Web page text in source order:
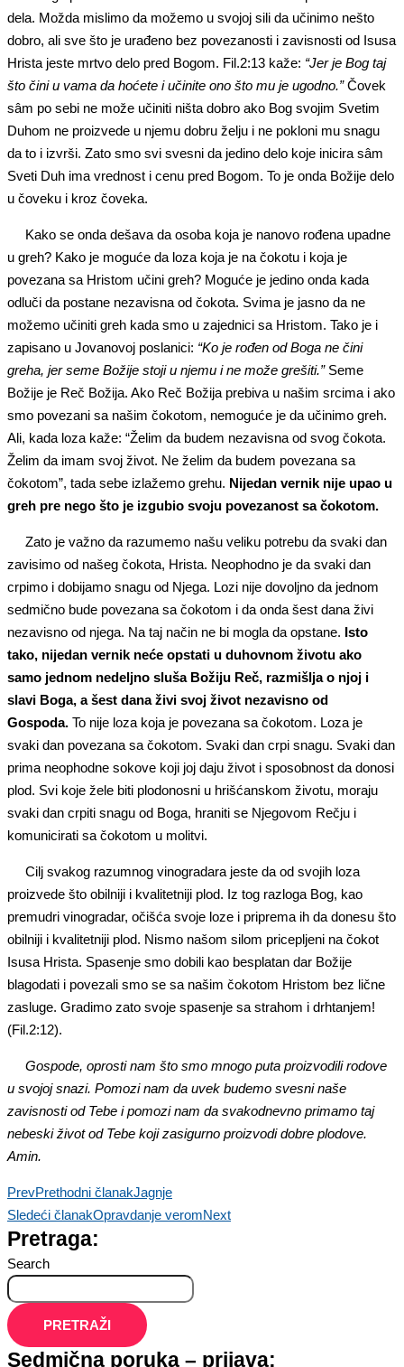
dela. Možda mislimo da možemo u svojoj sili da učinimo nešto
dobro, ali sve što je urađeno bez povezanosti i zavisnosti od Isusa
Hrista jeste mrtvo delo pred Bogom. Fil.2:13 kaže: “Jer je Bog taj
što čini u vama da hoćete i učinite ono što mu je ugodno.”Čovek
sâm po sebi ne može učiniti ništa dobro ako Bog svojim Svetim
Duhom ne proizvede u njemu dobru želju i ne pokloni mu snagu
da to i izvrši. Zato smo svi svesni da jedino delo koje inicira sâm
Sveti Duh ima vrednost i cenu pred Bogom. To je onda Božije delo
u čoveku i kroz čoveka.
Kako se onda dešava da osoba koja je nanovo rođena upadne
u greh? Kako je moguće da loza koja je na čokotu i koja je
povezana sa Hristom učini greh? Moguće je jedino onda kada
odluči da postane nezavisna od čokota. Svima je jasno da ne
možemo učiniti greh kada smo u zajednici sa Hristom. Tako je i
zapisano u Jovanovoj poslanici: “Ko je rođen od Boga ne čini
greha, jer seme Božije stoji u njemu i ne može grešiti.”Seme
Božije je Reč Božija. Ako Reč Božija prebiva u našim srcima i ako
smo povezani sa našim čokotom, nemoguće je da učinimo greh.
Ali, kada loza kaže: “Želim da budem nezavisna od svog čokota.
Želim da imam svoj život. Ne želim da budem povezana sa
čokotom”, tada sebe izlažemo grehu. Nijedan vernik nije upao u
greh pre nego što je izgubio svoju povezanost sa čokotom.
Zato je važno da razumemo našu veliku potrebu da svaki dan
zavisimo od našeg čokota, Hrista. Neophodno je da svaki dan
crpimo i dobijamo snagu od Njega. Lozi nije dovoljno da jednom
sedmično bude povezana sa čokotom i da onda šest dana živi
nezavisno od njega. Na taj način ne bi mogla da opstane. Isto
tako, nijedan vernik neće opstati u duhovnom životu ako
samo jednom nedeljno sluša Božiju Reč, razmišlja o njoj i
slavi Boga, a šest dana živi svoj život nezavisno od
Gospoda. To nije loza koja je povezana sa čokotom. Loza je
svaki dan povezana sa čokotom. Svaki dan crpi snagu. Svaki dan
prima neophodne sokove koji joj daju život i sposobnost da donosi
plod. Svi koje žele biti plodonosni u hrišćanskom životu, moraju
svaki dan crpiti snagu od Boga, hraniti se Njegovom Rečju i
komunicirati sa čokotom u molitvi.
Cilj svakog razumnog vinogradara jeste da od svojih loza
proizvede što obilniji i kvalitetniji plod. Iz tog razloga Bog, kao
premudri vinogradar, očišća svoje loze i priprema ih da donesu što
obilniji i kvalitetniji plod. Nismo našom silom pricepljeni na čokot
Isusa Hrista. Spasenje smo dobili kao besplatan dar Božije
blagodati i povezali smo se sa našim čokotom Hristom bez lične
zasluge. Gradimo zato svoje spasenje sa strahom i drhtanjem!
(Fil.2:12).
Gospode, oprosti nam što smo mnogo puta proizvodili rodove
u svojoj snazi. Pomozi nam da uvek budemo svesni naše
zavisnosti od Tebe i pomozi nam da svakodnevno primamo taj
nebeski život od Tebe koji zasigurno proizvodi dobre plodove.
Amin.
PrevPrethodni članakJagnje
Sledeći članakOpravdanje veromNext
Pretraga:
Search
PRETRAŽI
Sedmična poruka – prijava: